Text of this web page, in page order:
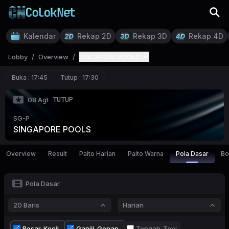
Kalendar Rekap 2D Rekap 3D Rekap 4D
Lobby / Overview /
Buka : 17:45 Tutup : 17:30
08 Agt TUTUP
SG-P
SINGAPORE POOLS
Overview Result Paito Harian Paito Warna Pola Dasar
Pola Dasar
20 Baris Harian